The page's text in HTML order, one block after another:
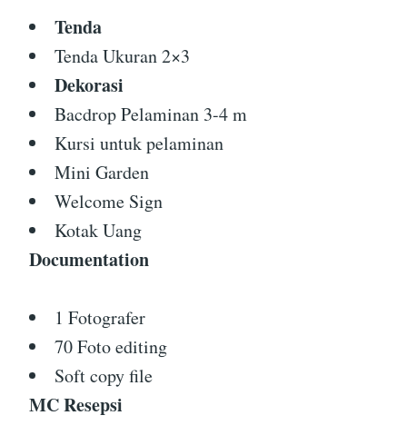
Tenda
Tenda Ukuran 2×3
Dekorasi
Bacdrop Pelaminan 3-4 m
Kursi untuk pelaminan
Mini Garden
Welcome Sign
Kotak Uang
Documentation
1 Fotografer
70 Foto editing
Soft copy file
MC Resepsi